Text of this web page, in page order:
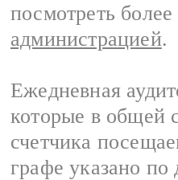
посмотреть
администрацией.
Ежедневная
которые в общей
счетчика
графе указано